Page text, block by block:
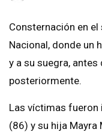
Consternación en
Nacional, donde un
y a su suegra,
posteriormente.
Las víctimas
(86) y su hija Mayra